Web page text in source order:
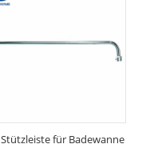
Stützleiste für Badewanne